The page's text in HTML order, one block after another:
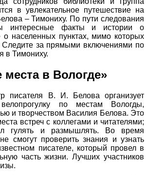
в увлекательное путешествие на
– Тимониху. По пути следования
интересные факты и истории о
о населенных пунктах, мимо которых
Следите за прямыми включениями по
в Тимониху.
места в Вологде»
писателя В. И. Белова организует
велопрогулку по местам Вологды,
и творчеством Василия Белова. Это
встреч с коллегами и читателями;
гулять и размышлять. Во время
смогут проверить знания и узнать
писателе, который провел в
часть жизни. Лучших участников